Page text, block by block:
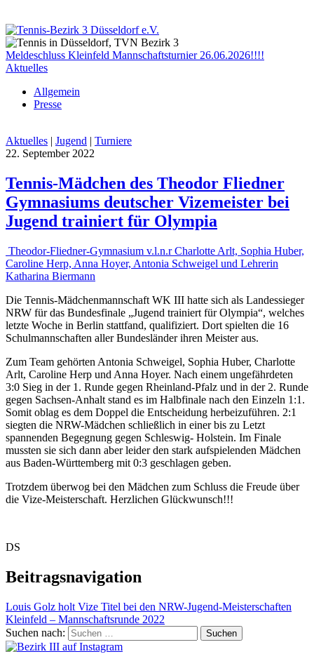
Meldeschluss Kleinfeld Mannschaftsturnier 26.06.2026!!!!
Aktuelles
Allgemein
Presse
Aktuelles | Jugend | Turniere
22. September 2022
Tennis-Mädchen des Theodor Fliedner
Gymnasiums deutscher Vizemeister bei
Jugend trainiert für Olympia
Theodor-Fliedner-Gymnasium v.l.n.r Charlotte Arlt, Sophia Huber,
Caroline Herp, Anna Hoyer, Antonia Schweigel und Lehrerin
Katharina Biermann
Die Tennis-Mädchenmannschaft WK III hatte sich als Landessieger
NRW für das Bundesfinale „Jugend trainiert für Olympia“, welches
letzte Woche in Berlin stattfand, qualifiziert. Dort spielten die 16
Schulmannschaften aller Bundesländer ihren Meister aus.
Zum Team gehörten Antonia Schweigel, Sophia Huber, Charlotte
Arlt, Caroline Herp und Anna Hoyer. Nach einem ungefährdeten
3:0 Sieg in der 1. Runde gegen Rheinland-Pfalz und in der 2. Runde
gegen Sachsen-Anhalt stand es im Halbfinale nach den Einzeln 1:1.
Somit oblag es dem Doppel die Entscheidung herbeizuführen. 2:1
siegten die NRW-Mädchen schließlich in einer bis zu Letzt
spannenden Begegnung gegen Schleswig- Holstein. Im Finale
mussten sie sich dann aber leider den stark aufspielenden Mädchen
aus Baden-Württemberg mit 0:3 geschlagen geben.
Trotzdem überwog bei den Mädchen zum Schluss die Freude über
die Vize-Meisterschaft. Herzlichen Glückwunsch!!!
DS
Beitragsnavigation
Louis Golz holt Vize Titel bei den NRW-Jugend-Meisterschaften
Kleinfeld – Mannschaftsrunde 2022
Suchen nach: